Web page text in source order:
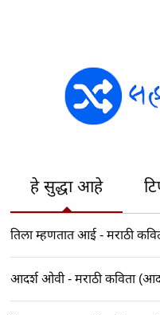
हे सुद्धा आहे
तिला म्हणतात आई - मराठी
आदर्श ओवी - मराठी कविता